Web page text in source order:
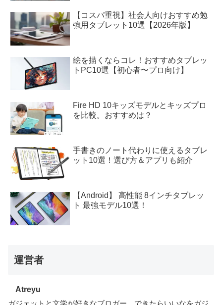
【コスパ重視】社会人向けおすすめ勉
強用タブレット10選【2026年版】
絵を描くならコレ！おすすめタブレッ
トPC10選【初心者〜プロ向け】
Fire HD 10キッズモデルとキッズプロ
を比較。おすすめは？
手書きのノート代わりに使えるタブレ
ット10選！選び方＆アプリも紹介
【Android】 高性能 8インチタブレッ
ト 最強モデル10選！
運営者
Atreyu